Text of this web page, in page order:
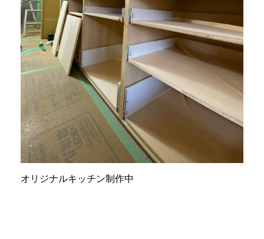
オリジナルキッチン制作中